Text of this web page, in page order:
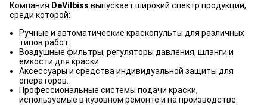
Компания DeVilbiss выпускает широкий спектр продукции,
среди которой:
Ручные и автоматические краскопульты для различных
типов работ.
Воздушные фильтры, регуляторы давления, шланги и
емкости для краски.
Аксессуары и средства индивидуальной защиты для
операторов.
Профессиональные системы подачи краски,
используемые в кузовном ремонте и на производстве.